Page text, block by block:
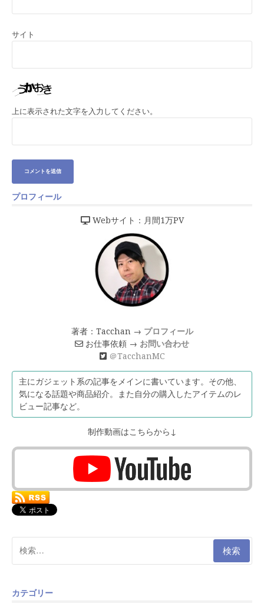
サイト
上に表示された文字を入力してください。
プロフィール
Webサイト：月間1万PV
著者：Tacchan → プロフィール
お仕事依頼 → お問い合わせ
＠TacchanMC
主にガジェット系の記事をメインに書いています。その他、
気になる話題や商品紹介。また自分の購入したアイテムのレ
ビュー記事など。
制作動画はこちらから↓
索:
カテゴリー